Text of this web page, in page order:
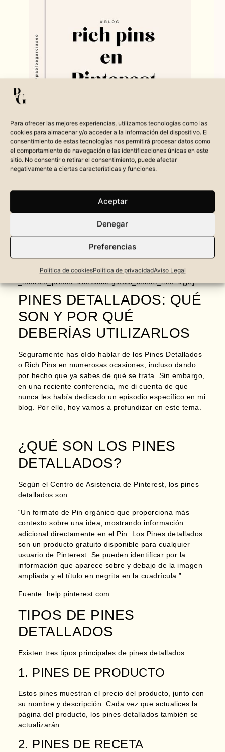
Para ofrecer las mejores experiencias, utilizamos tecnologías como las
cookies para almacenar y/o acceder a la información del dispositivo. El
consentimiento de estas tecnologías nos permitirá procesar datos como
el comportamiento de navegación o las identificaciones únicas en este
sitio. No consentir o retirar el consentimiento, puede afectar
negativamente a ciertas características y funciones.
Aceptar
Denegar
Preferencias
Política de cookiesPolítica de privacidadAviso Legal
[et_pb_section fb_built=»1″ _builder_version=»4.21.0″
[et_pb_row _builder_version=»4.21.0″
[et_pb_column type=»4_4″ _builder_version=»4.21.0″
_module_preset=»default» global_colors_info=»{}»]
[et_pb_text _builder_version=»4.21.0″
_module_preset=»default» global_colors_info=»{}»]
PINES DETALLADOS: QUÉ
SON Y POR QUÉ
DEBERÍAS UTILIZARLOS
Seguramente has oído hablar de los Pines Detallados
o Rich Pins en numerosas ocasiones, incluso dando
por hecho que ya sabes de qué se trata. Sin embargo,
en una reciente conferencia, me di cuenta de que
nunca les había dedicado un episodio específico en mi
blog. Por ello, hoy vamos a profundizar en este tema.
¿QUÉ SON LOS PINES
DETALLADOS?
Según el Centro de Asistencia de Pinterest, los pines
detallados son:
“Un formato de Pin orgánico que proporciona más
contexto sobre una idea, mostrando información
adicional directamente en el Pin. Los Pines detallados
son un producto gratuito disponible para cualquier
usuario de Pinterest. Se pueden identificar por la
información que aparece sobre y debajo de la imagen
ampliada y el título en negrita en la cuadrícula.”
Fuente: help.pinterest.com
TIPOS DE PINES
DETALLADOS
Existen tres tipos principales de pines detallados:
1. PINES DE PRODUCTO
Estos pines muestran el precio del producto, junto con
su nombre y descripción.Cada vez que actualices la
página del producto, los pines detallados también se
actualizarán.
2. PINES DE RECETA